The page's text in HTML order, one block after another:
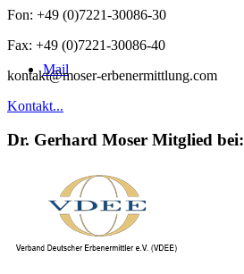
Mail
Fon: +49 (0)7221-30086-30
Fax: +49 (0)7221-30086-40
kontakt@moser-erbenermittlung.com
Kontakt...
Dr. Gerhard Moser Mitglied bei: